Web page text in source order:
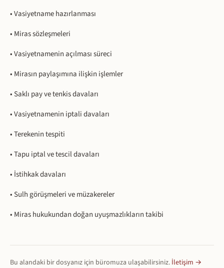
• Vasiyetname hazırlanması
• Miras sözleşmeleri
• Vasiyetnamenin açılması süreci
• Mirasın paylaşımına ilişkin işlemler
• Saklı pay ve tenkis davaları
• Vasiyetnamenin iptali davaları
• Terekenin tespiti
• Tapu iptal ve tescil davaları
• İstihkak davaları
• Sulh görüşmeleri ve müzakereler
• Miras hukukundan doğan uyuşmazlıkların takibi
Bu alandaki bir dosyanız için büromuza ulaşabilirsiniz. İletişim →